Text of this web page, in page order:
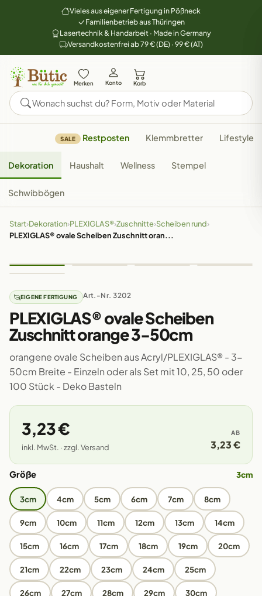
Vieles aus eigener Fertigung in Pößneck
Familienbetrieb aus Thüringen
Lasertechnik & Handarbeit · Made in Germany
Versandkostenfrei ab 79 € (DE) · 99 € (AT)
Merken Konto Korb
SALE Restposten Klemmbretter Lifestyle
Dekoration Haushalt Wellness Stempel
Schwibbögen
Start›Dekoration›PLEXIGLAS®›Zuschnitte›Scheiben rund›
PLEXIGLAS® ovale Scheiben Zuschnitt oran...
EIGENE FERTIGUNG Art.-Nr. 3202
PLEXIGLAS® ovale Scheiben
Zuschnitt orange 3-50cm
orangene ovale Scheiben aus Acryl/PLEXIGLAS® - 3-
50cm Breite - Einzeln oder als Set mit 10, 25, 50 oder
100 Stück - Deko Basteln
3,23 €
inkl. MwSt. · zzgl. Versand
AB
3,23 €
Größe 3cm
3cm 4cm 5cm 6cm 7cm 8cm
9cm 10cm 11cm 12cm 13cm 14cm
15cm 16cm 17cm 18cm 19cm 20cm
21cm 22cm 23cm 24cm 25cm
26cm 27cm 28cm 29cm 30cm